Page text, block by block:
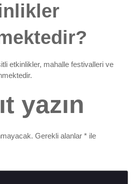
etkinlikler, mahalle festivalleri ve
yazın
Gerekli alanlar * ile